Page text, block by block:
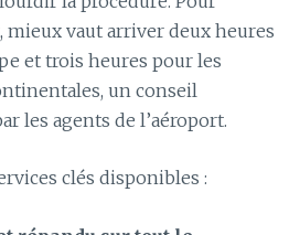
mieux vaut arriver deux heures
et trois heures pour les
un conseil
les agents de l’aéroport.
clés disponibles :